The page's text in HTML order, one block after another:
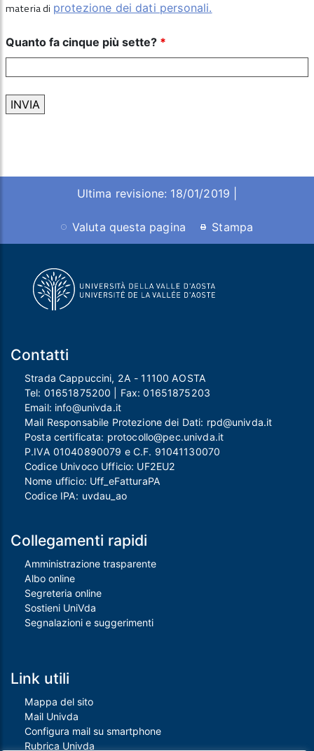
materia di protezione dei dati personali.
Quanto fa cinque più sette? *
Ultima revisione: 18/01/2019 |
Valuta questa pagina Stampa
Contatti
Strada Cappuccini, 2A - 11100 AOSTA
Tel: 01651875200 | Fax:01651875203
Email: info@univda.it
Mail Responsabile Protezione dei Dati: rpd@univda.it
Posta certificata: protocollo@pec.univda.it
P.IVA 01040890079 e C.F. 91041130070
Codice Univoco Ufficio: UF2EU2
Nome ufficio: Uff_eFatturaPA
Codice IPA: uvdau_ao
Collegamenti rapidi
Amministrazione trasparente
Albo online
Segreteria online
Sostieni UniVda
Segnalazioni e suggerimenti
Link utili
Mappa del sito
Mail Univda
Configura mail su smartphone
Rubrica Univda